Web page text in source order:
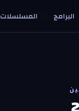
البرامج المسلسلات